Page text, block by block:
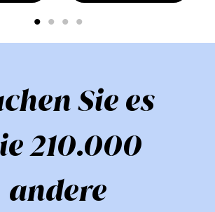
1 2 3 4
Sie es
210.000
andere